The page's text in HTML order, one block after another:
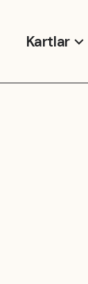
Kartlar